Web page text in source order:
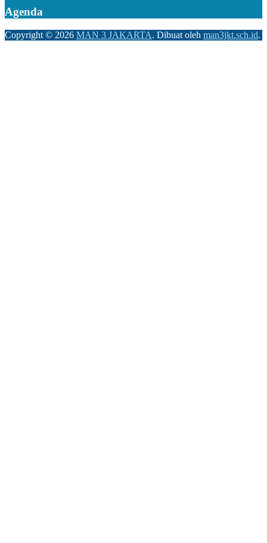
Agenda
Copyright © 2026 MAN 3 JAKARTA. Dibuat oleh man3jkt.sch.id.